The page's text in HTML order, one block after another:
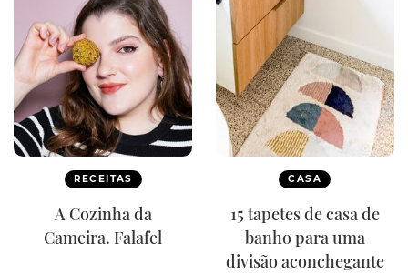
RECEITAS
A Cozinha da
Cameira. Falafel
CASA
15 tapetes de casa de
banho para uma
divisão aconchegante